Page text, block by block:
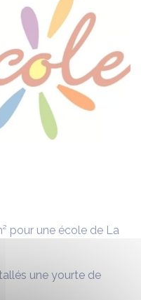
pour une école de La
une yourte de